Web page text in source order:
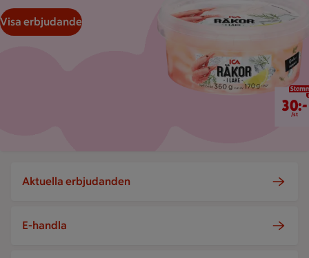
Visa erbjudande
30 kr/st
30:-
/st
Aktuella erbjudanden
E-handla